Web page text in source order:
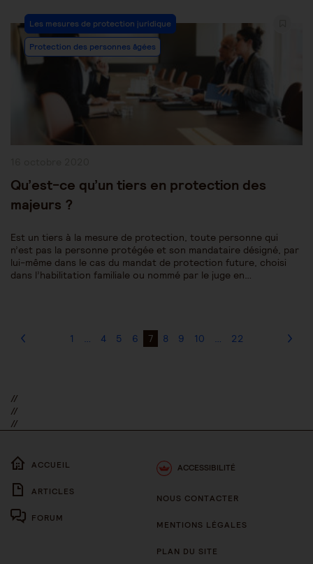
Post
Category:
Les mesures de protection juridique
Protection des personnes âgées
Qu’est-ce qu’un tiers en protection des
majeurs ?
Est un tiers à la mesure de protection, toute personne qui
n’est pas la personne protégée et son mandataire désigné, par
lui-même dans le cas du mandat de protection future, choisi
dans l’habilitation familiale ou nommé par le juge en…
1 … 4 5 6 7 8 9 10 … 22
//
//
//
ACCUEIL
ARTICLES
FORUM
ACCESSIBILITÉ
NOUS CONTACTER
MENTIONS LÉGALES
PLAN DU SITE